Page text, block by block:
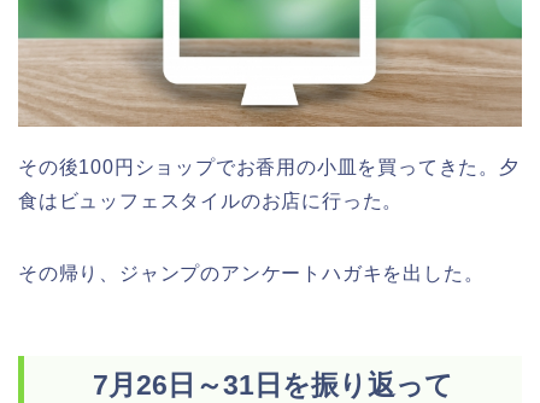
その後100円ショップでお香用の小皿を買ってきた。夕
食はビュッフェスタイルのお店に行った。
その帰り、ジャンプのアンケートハガキを出した。
7月26日～31日を振り返って